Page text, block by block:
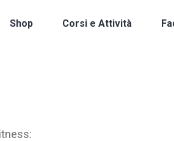
Shop Corsi e Attività